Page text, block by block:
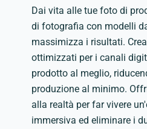
Dai vita alle tue foto di
di fotografia con modelli
massimizza i risultati.
ottimizzati per i canali
prodotto al meglio,
produzione al minimo.
alla realtà per far vivere
immersiva ed eliminare i